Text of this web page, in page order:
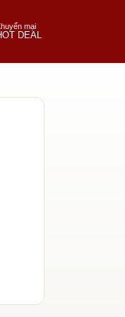
mại
DEAL